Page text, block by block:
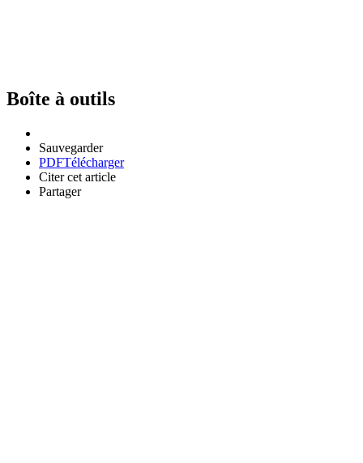
Boîte à outils
Sauvegarder
PDFTélécharger
Citer cet article
Partager